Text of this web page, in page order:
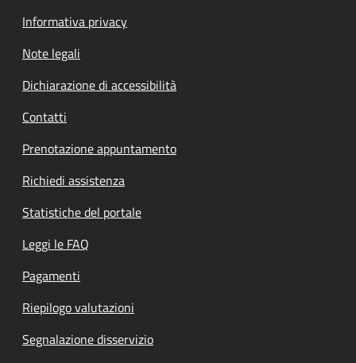
Informativa privacy
Note legali
Dichiarazione di accessibilità
Contatti
Prenotazione appuntamento
Richiedi assistenza
Statistiche del portale
Leggi le FAQ
Pagamenti
Riepilogo valutazioni
Segnalazione disservizio